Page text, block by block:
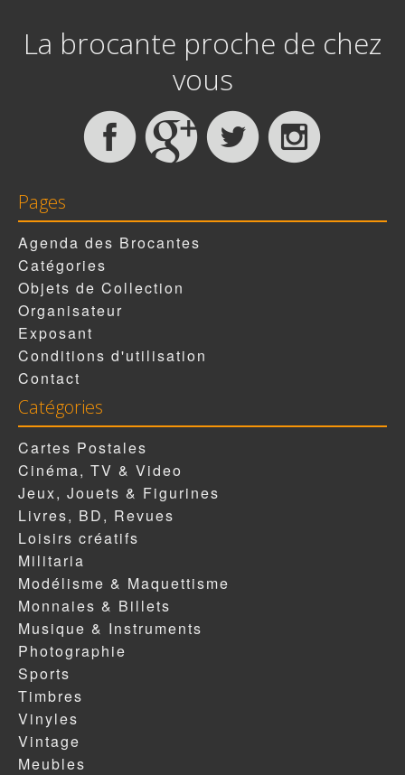
La brocante proche de chez
vous
Pages
Agenda des Brocantes
Catégories
Objets de Collection
Organisateur
Exposant
Conditions d'utilisation
Contact
Catégories
Cartes Postales
Cinéma, TV & Video
Jeux, Jouets & Figurines
Livres, BD, Revues
Loisirs créatifs
Militaria
Modélisme & Maquettisme
Monnaies & Billets
Musique & Instruments
Photographie
Sports
Timbres
Vinyles
Vintage
Meubles